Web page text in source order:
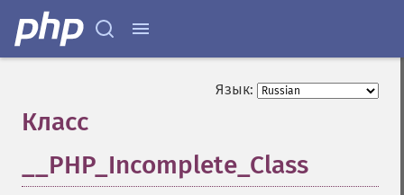
Язык:
Класс
__PHP_Incomplete_Class